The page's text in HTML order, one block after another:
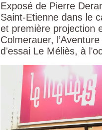
Exposé de Pierre
Saint-Etienne dans le
et première projection
Colmerauer,
d’essai Le Méliès, à